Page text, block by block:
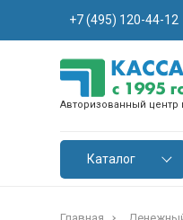
+7 (495) 120-44-12
Авторизованный
Каталог